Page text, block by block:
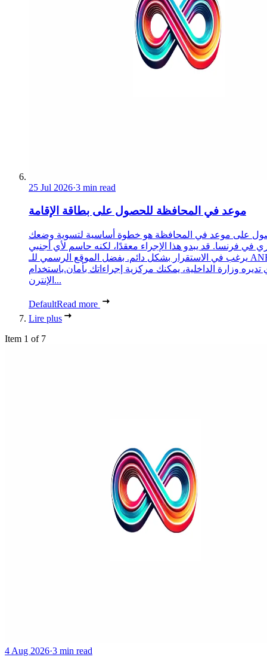
25 Jul 2026·3 min read
موعد في المحافظة للحصول على بطاقة الإقامة
على موعد في المحافظة هو خطوة أساسية لتسوية وضعك
في فرنسا. قد يبدو هذا الإجراء معقدًا، لكنه حاسم لأي أجنبي
يرغب في الاستقرار بشكل دائم. بفضل الموقع الرسمي للـ ANEF،
تديره وزارة الداخلية، يمكنك مركزية إجراءاتك بأمان.باستخدام
الإنترن...
DefaultRead more
Lire plus
Item 1 of 7
4 Aug 2026·3 min read